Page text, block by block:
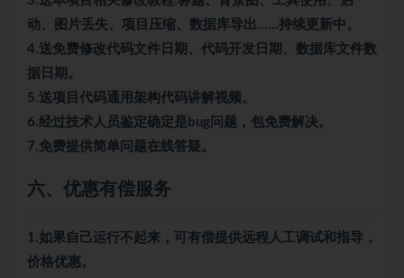
动、图片丢失、项目压缩、数据库导出……持续更新中。
4.送免费修改代码文件日期、代码开发日期、数据库文件数
据日期。
5.送项目代码通用架构代码讲解视频。
6.经过技术人员鉴定确定是bug问题，包免费解决。
7.免费提供简单问题在线答疑。
六、优惠有偿服务
1.如果自己运行不起来，可有偿提供远程人工调试和指导，
价格优惠。